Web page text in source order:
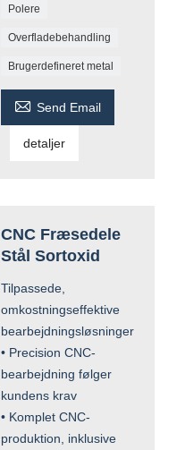
Polere
Overfladebehandling
Brugerdefineret metal
 Send Email
detaljer
CNC Fræsedele
Stål Sortoxid
Tilpassede,
omkostningseffektive
bearbejdningsløsninger
• Precision CNC-
bearbejdning følger
kundens krav
• Komplet CNC-
produktion, inklusive